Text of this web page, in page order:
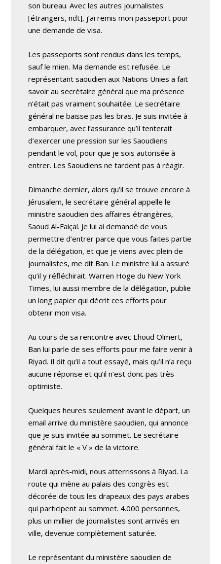
son bureau. Avec les autres journalistes
[étrangers, ndt], j’ai remis mon passeport pour
une demande de visa.
Les passeports sont rendus dans les temps,
sauf le mien. Ma demande est refusée. Le
représentant saoudien aux Nations Unies a fait
savoir au secrétaire général que ma présence
n’était pas vraiment souhaitée. Le secrétaire
général ne baisse pas les bras. Je suis invitée à
embarquer, avec l’assurance qu’il tenterait
d’exercer une pression sur les Saoudiens
pendant le vol, pour que je sois autorisée à
entrer. Les Saoudiens ne tardent pas à réagir.
Dimanche dernier, alors qu’il se trouve encore à
Jérusalem, le secrétaire général appelle le
ministre saoudien des affaires étrangères,
Saoud Al-Faiçal. Je lui ai demandé de vous
permettre d’entrer parce que vous faites partie
de la délégation, et que je viens avec plein de
journalistes, me dit Ban. Le ministre lui a assuré
qu’il y réfléchirait. Warren Hoge du New York
Times, lui aussi membre de la délégation, publie
un long papier qui décrit ces efforts pour
obtenir mon visa.
Au cours de sa rencontre avec Ehoud Olmert,
Ban lui parle de ses efforts pour me faire venir à
Riyad. Il dit qu’il a tout essayé, mais qu’il n’a reçu
aucune réponse et qu’il n’est donc pas très
optimiste.
Quelques heures seulement avant le départ, un
email arrive du ministère saoudien, qui annonce
que je suis invitée au sommet. Le secrétaire
général fait le « V » de la victoire.
Mardi après-midi, nous atterrissons à Riyad. La
route qui mène au palais des congrès est
décorée de tous les drapeaux des pays arabes
qui participent au sommet. 4.000 personnes,
plus un millier de journalistes sont arrivés en
ville, devenue complètement saturée.
Le représentant du ministère saoudien de